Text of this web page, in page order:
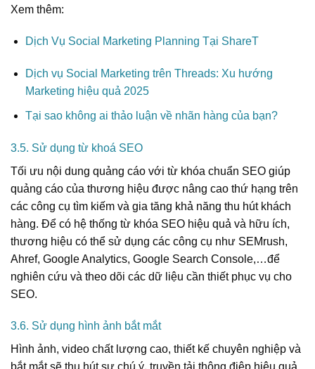
Xem thêm:
Dịch Vụ Social Marketing Planning Tại ShareT
Dịch vụ Social Marketing trên Threads: Xu hướng
Marketing hiệu quả 2025
Tại sao không ai thảo luận về nhãn hàng của bạn?
3.5. Sử dụng từ khoá SEO
Tối ưu nội dung quảng cáo với từ khóa chuẩn SEO giúp
quảng cáo của thương hiệu được nâng cao thứ hạng trên
các công cụ tìm kiếm và gia tăng khả năng thu hút khách
hàng. Để có hệ thống từ khóa SEO hiệu quả và hữu ích,
thương hiệu có thể sử dụng các công cụ như SEMrush,
Ahref, Google Analytics, Google Search Console,…để
nghiên cứu và theo dõi các dữ liệu cần thiết phục vụ cho
SEO.
3.6. Sử dụng hình ảnh bắt mắt
Hình ảnh, video chất lượng cao, thiết kế chuyên nghiệp và